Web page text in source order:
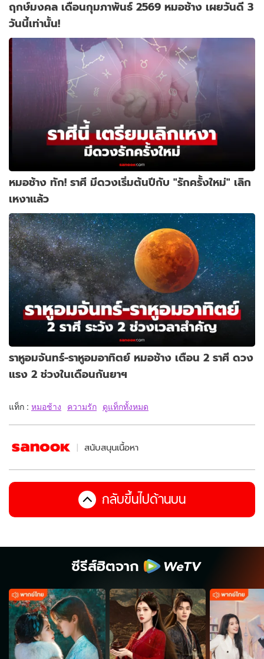
ฤกษ์มงคล เดือนกุมภาพันธ์ 2569 หมอช้าง เผยวันดี 3
วันนี้เท่านั้น!
หมอช้าง ทัก! ราศี มีดวงเริ่มต้นปีกับ "รักครั้งใหม่" เลิก
เหงาแล้ว
ราหูอมจันทร์-ราหูอมอาทิตย์ หมอช้าง เตือน 2 ราศี ดวง
แรง 2 ช่วงในเดือนกันยาฯ
แท็ก : หมอช้าง ความรัก ดูแท็กทั้งหมด
สนับสนุนเนื้อหา
กลับขึ้นไปด้านบน
ซีรีส์ฮิตจาก